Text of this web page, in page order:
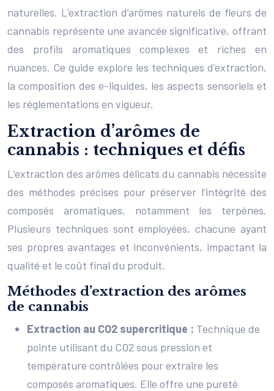
naturelles. L’extraction d’arômes naturels de fleurs de
cannabis représente une avancée significative, offrant
des profils aromatiques complexes et riches en
nuances. Ce guide explore les techniques d’extraction,
la composition des e-liquides, les aspects sensoriels et
les réglementations en vigueur.
Extraction d’arômes de
cannabis : techniques et défis
L’extraction des arômes délicats du cannabis nécessite
des méthodes précises pour préserver l’intégrité des
composés aromatiques, notamment les terpènes.
Plusieurs techniques sont employées, chacune ayant
ses propres avantages et inconvénients, impactant la
qualité et le coût final du produit.
Méthodes d’extraction des arômes
de cannabis
Extraction au CO2 supercritique : Technique de
pointe utilisant du CO2 sous pression et
température contrôlées pour extraire les
composés aromatiques. Elle offre une pureté